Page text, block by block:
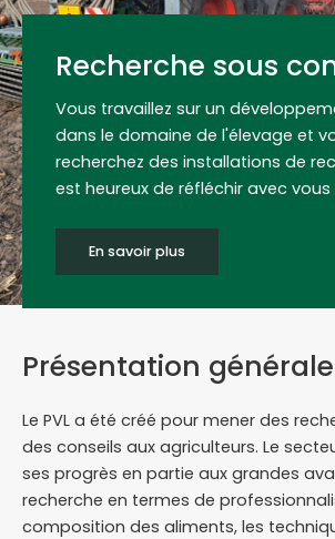
Recherche sous
Vous travaillez sur un
dans le domaine de l'élevage et
recherchez des installations de
est heureux de réfléchir avec vous
En savoir plus
Présentation générale
Le PVL a été créé pour mener des
des conseils aux agriculteurs. Le
ses progrès en partie aux grandes
recherche en termes de
composition des aliments, les